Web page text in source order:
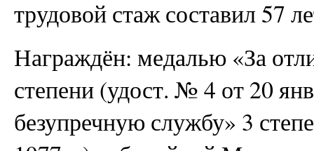
трудовой стаж составил 57
Награждён: медалью «За
степени (удост. № 4 от 20
безупречную службу» 3